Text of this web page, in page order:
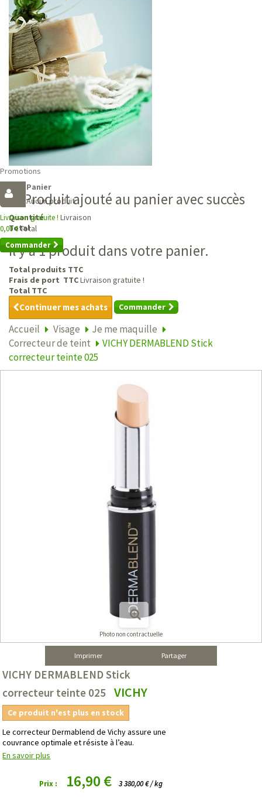
Promotions
Panier
Aucun produit
Livraison gratuite ! Livraison
0,00 €Total
Commander
Produit ajouté au panier avec succès
Quantité
Total
Il y a 1 produit dans votre panier.
Total produits TTC
Frais de port TTCLivraison gratuite !
Total TTC
Continuer mes achats Commander
Accueil Visage
Je me maquille
Correcteur de teint
VICHY DERMABLEND Stick
correcteur teinte 025
Photo non contractuelle
Imprimer Partager
VICHY DERMABLEND Stick
correcteur teinte 025
VICHY
Ce produit n'est plus en stock
Le correcteur Dermablend de Vichy assure une
couvrance optimale et résiste à l’eau.
En savoir plus
Prix : 16,90 € 3 380,00 € / kg